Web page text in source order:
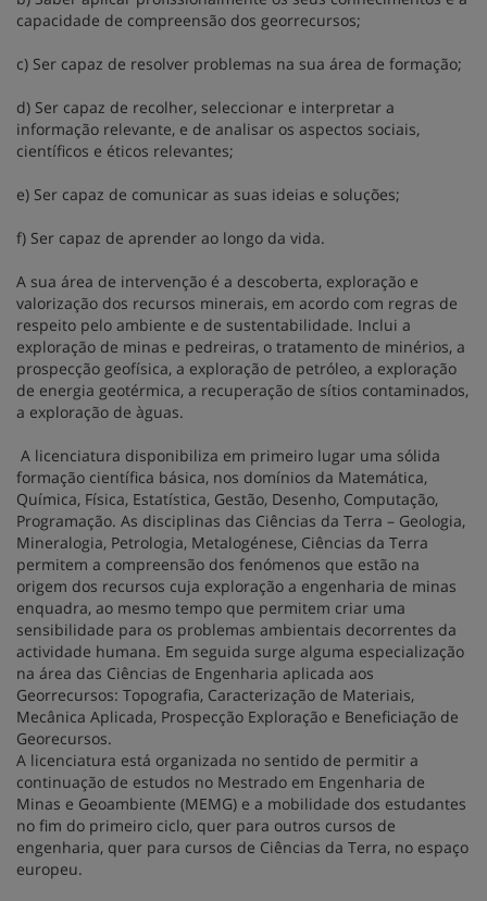
capacidade de compreensão dos georrecursos;
c) Ser capaz de resolver problemas na sua área de formação;
d) Ser capaz de recolher, seleccionar e interpretar a
informação relevante, e de analisar os aspectos sociais,
científicos e éticos relevantes;
e) Ser capaz de comunicar as suas ideias e soluções;
f) Ser capaz de aprender ao longo da vida.
A sua área de intervenção é a descoberta, exploração e
valorização dos recursos minerais, em acordo com regras de
respeito pelo ambiente e de sustentabilidade. Inclui a
exploração de minas e pedreiras, o tratamento de minérios, a
prospecção geofísica, a exploração de petróleo, a exploração
de energia geotérmica, a recuperação de sítios contaminados,
a exploração de àguas.
A licenciatura disponibiliza em primeiro lugar uma sólida
formação científica básica, nos domínios da Matemática,
Química, Física, Estatística, Gestão, Desenho, Computação,
Programação. As disciplinas das Ciências da Terra – Geologia,
Mineralogia, Petrologia, Metalogénese, Ciências da Terra
permitem a compreensão dos fenómenos que estão na
origem dos recursos cuja exploração a engenharia de minas
enquadra, ao mesmo tempo que permitem criar uma
sensibilidade para os problemas ambientais decorrentes da
actividade humana. Em seguida surge alguma especialização
na área das Ciências de Engenharia aplicada aos
Georrecursos: Topografia, Caracterização de Materiais,
Mecânica Aplicada, Prospecção Exploração e Beneficiação de
Georecursos.
A licenciatura está organizada no sentido de permitir a
continuação de estudos no Mestrado em Engenharia de
Minas e Geoambiente (MEMG) e a mobilidade dos estudantes
no fim do primeiro ciclo, quer para outros cursos de
engenharia, quer para cursos de Ciências da Terra, no espaço
europeu.